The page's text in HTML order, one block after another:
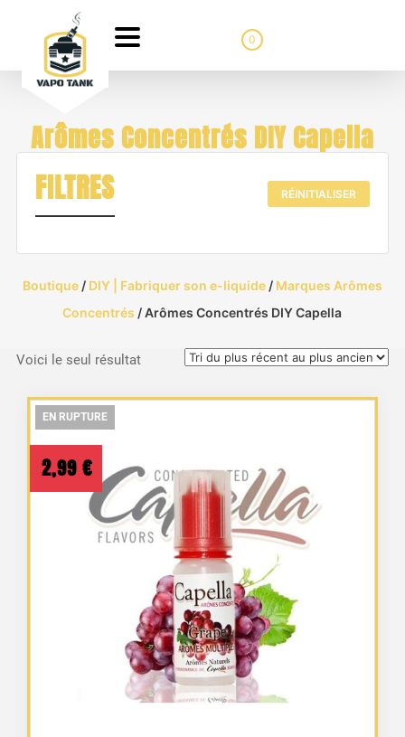
0
Arômes Concentrés DIY Capella
FILTRES RÉINITIALISER
Boutique/ DIY | Fabriquer son e-liquide/ Marques Arômes
Concentrés / Arômes Concentrés DIY Capella
Voici le seul résultat
EN RUPTURE
EN RUPTURE
2,99 €
EN RUPTURE